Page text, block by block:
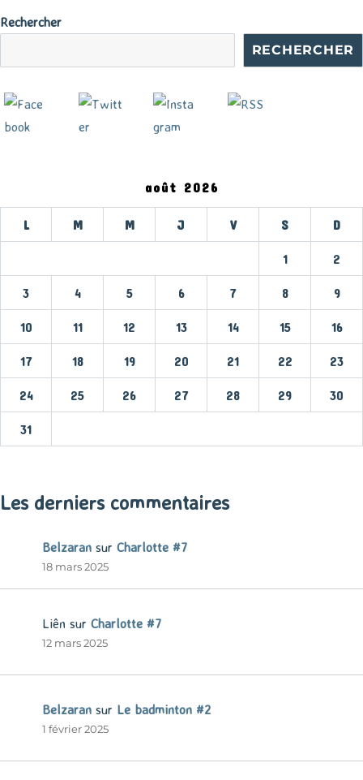
Rechercher
RECHERCHER
août 2026
L M M J V S D
1 2
3 4 5 6 7 8 9
10 11 12 13 14 15 16
17 18 19 20 21 22 23
24 25 26 27 28 29 30
31
Les derniers commentaires
Belzaran sur Charlotte #7
18 mars 2025
Liên sur Charlotte #7
12 mars 2025
Belzaran sur Le badminton #2
1 février 2025